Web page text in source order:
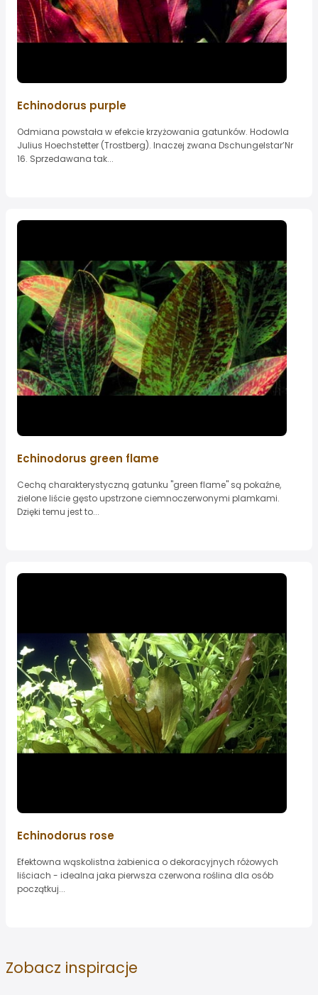
Echinodorus purple
Odmiana powstała w efekcie krzyżowania gatunków. Hodowla
Julius Hoechstetter (Trostberg). Inaczej zwana Dschungelstar’Nr
16. Sprzedawana tak...
Echinodorus green flame
Cechą charakterystyczną gatunku "green flame" są pokaźne,
zielone liście gęsto upstrzone ciemnoczerwonymi plamkami.
Dzięki temu jest to...
Echinodorus rose
Efektowna wąskolistna żabienica o dekoracyjnych różowych
liściach - idealna jaka pierwsza czerwona roślina dla osób
początkuj...
Zobacz inspiracje